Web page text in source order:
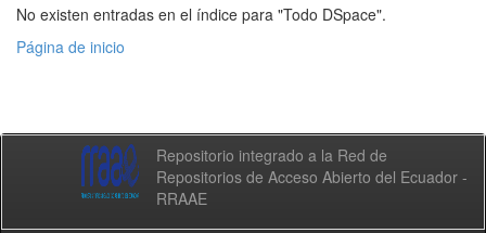
No existen entradas en el índice para "Todo DSpace".
Página de inicio
Repositorio integrado a la Red de
Repositorios de Acceso Abierto del Ecuador -
RRAAE